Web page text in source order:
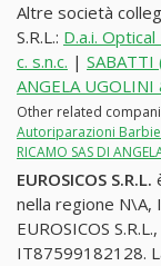
Altre società
S.R.L.: D.a.i.
c. s.n.c. | SABATTI
ANGELA UGOLINI
Other related
Autoriparazioni
RICAMO SAS DI
EUROSICOS S.R.L.
nella regione N\A,
EUROSICOS
IT87599182128.